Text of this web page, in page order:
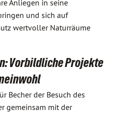
Anliegen in seine
und sich auf
wertvoller Naturräume
Vorbildliche Projekte
Becher der Besuch des
gemeinsam mit der